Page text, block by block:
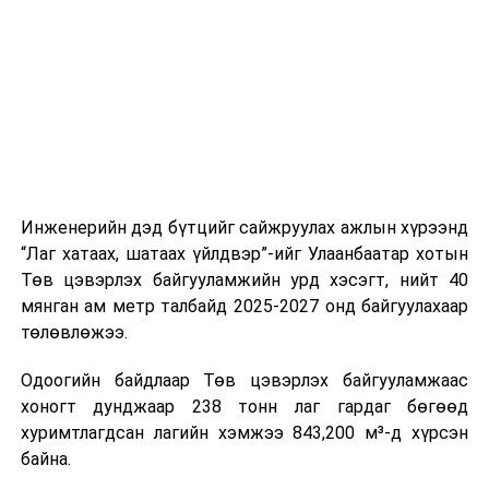
Инженерийн дэд бүтцийг сайжруулах ажлын хүрээнд
“Лаг хатаах, шатаах үйлдвэр”-ийг Улаанбаатар хотын
Төв цэвэрлэх байгууламжийн урд хэсэгт, нийт 40
мянган ам метр талбайд 2025-2027 онд байгуулахаар
төлөвлөжээ.
Одоогийн байдлаар Төв цэвэрлэх байгууламжаас
хоногт дунджаар 238 тонн лаг гардаг бөгөөд
хуримтлагдсан лагийн хэмжээ 843,200 м³-д хүрсэн
байна.